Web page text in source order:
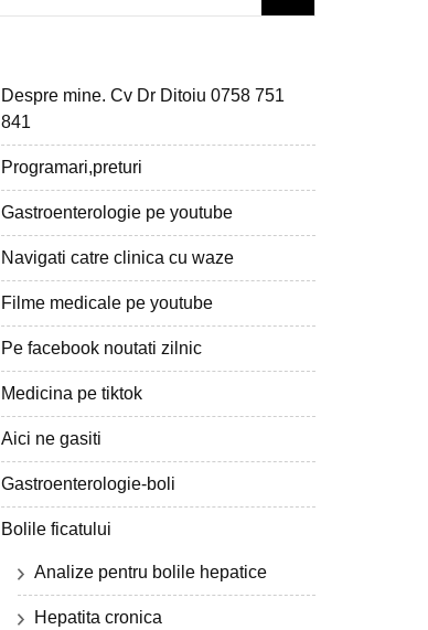
după:
Despre mine. Cv Dr Ditoiu 0758 751
841
Programari,preturi
Gastroenterologie pe youtube
Navigati catre clinica cu waze
Filme medicale pe youtube
Pe facebook noutati zilnic
Medicina pe tiktok
Aici ne gasiti
Gastroenterologie-boli
Bolile ficatului
Analize pentru bolile hepatice
Hepatita cronica